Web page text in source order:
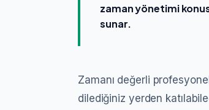
zaman yönetimi
sunar.
Zamanı değerli
dilediğiniz yerden